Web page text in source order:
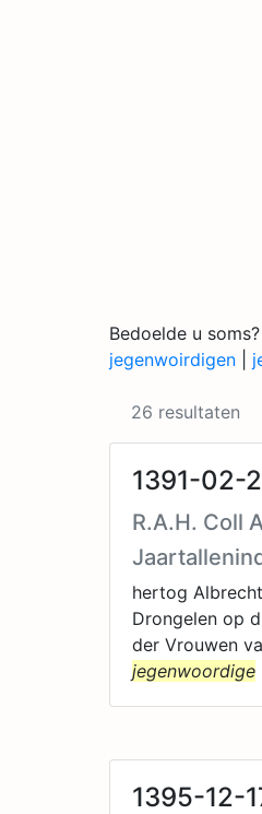
Bedoelde u soms?
jegenwoirdigen
26 resultaten
1391-02-
R.A.H. Coll
hertog
Drongelen op
der Vrouwen
jegenwoordige
1395-12-